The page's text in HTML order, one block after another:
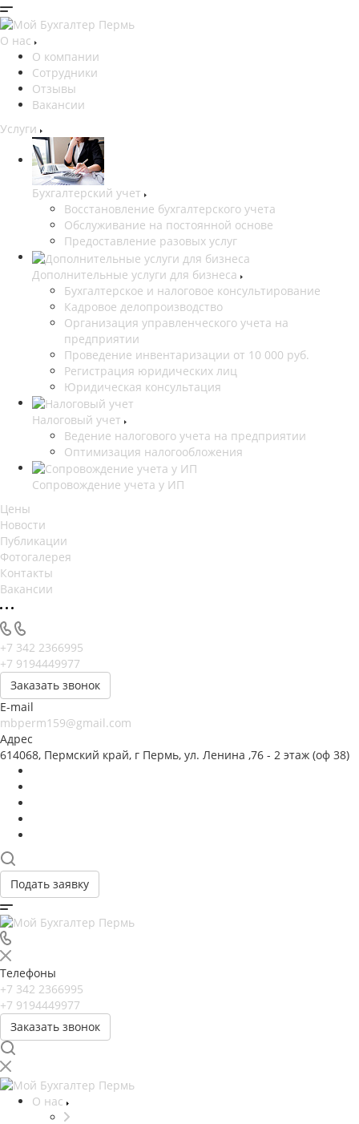
О нас
О компании
Сотрудники
Отзывы
Вакансии
Услуги
Бухгалтерский учет
Восстановление бухгалтерского учета
Обслуживание на постоянной основе
Предоставление разовых услуг
Дополнительные услуги для бизнеса
Бухгалтерское и налоговое консультирование
Кадровое делопроизводство
Организация управленческого учета на
предприятии
Проведение инвентаризации от 10 000 руб.
Регистрация юридических лиц
Юридическая консультация
Налоговый учет
Ведение налогового учета на предприятии
Оптимизация налогообложения
Сопровождение учета у ИП
Цены
Новости
Публикации
Фотогалерея
Контакты
Вакансии
+7 342 2366995
+7 9194449977
Заказать звонок
E-mail
mbperm159@gmail.com
Адрес
614068, Пермский край, г Пермь, ул. Ленина ,76 - 2 этаж (оф 38)
Подать заявку
Телефоны
+7 342 2366995
+7 9194449977
Заказать звонок
О нас